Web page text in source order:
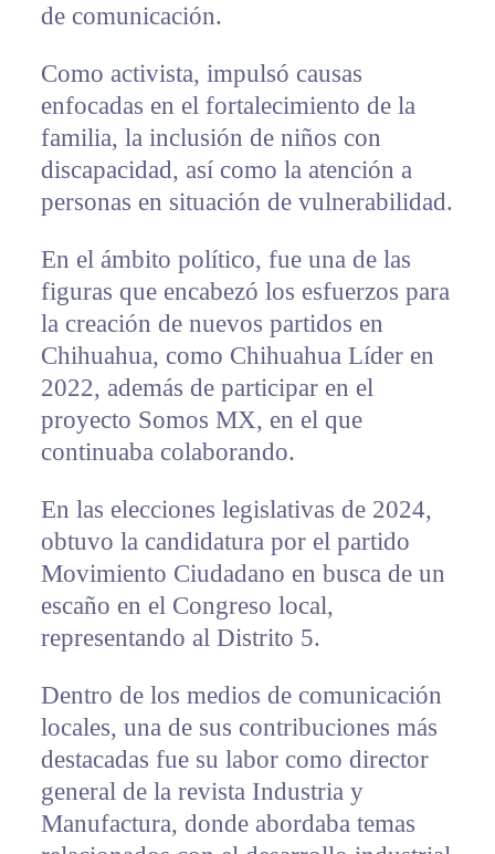
de comunicación.
Como activista, impulsó causas
enfocadas en el fortalecimiento de la
familia, la inclusión de niños con
discapacidad, así como la atención a
personas en situación de vulnerabilidad.
En el ámbito político, fue una de las
figuras que encabezó los esfuerzos para
la creación de nuevos partidos en
Chihuahua, como Chihuahua Líder en
2022, además de participar en el
proyecto Somos MX, en el que
continuaba colaborando.
En las elecciones legislativas de 2024,
obtuvo la candidatura por el partido
Movimiento Ciudadano en busca de un
escaño en el Congreso local,
representando al Distrito 5.
Dentro de los medios de comunicación
locales, una de sus contribuciones más
destacadas fue su labor como director
general de la revista Industria y
Manufactura, donde abordaba temas